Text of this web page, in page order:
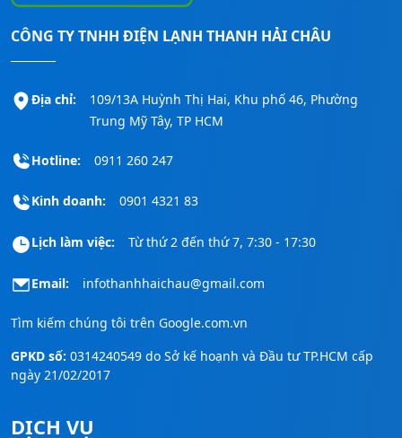
CÔNG TY TNHH ĐIỆN LẠNH THANH HẢI CHÂU
Địa chỉ:
109/13A Huỳnh Thị Hai, Khu phố 46, Phường
Trung Mỹ Tây, TP HCM
Hotline: 0911 260 247
Kinh doanh: 0901 4321 83
Lịch làm việc: Từ thứ 2 đến thứ 7, 7:30 - 17:30
Email: infothanhhaichau@gmail.com
Tìm kiếm chúng tôi trên Google.com.vn
GPKD số: 0314240549 do Sở kế hoạnh và Đầu tư TP.HCM cấp
ngày 21/02/2017
DỊCH VỤ